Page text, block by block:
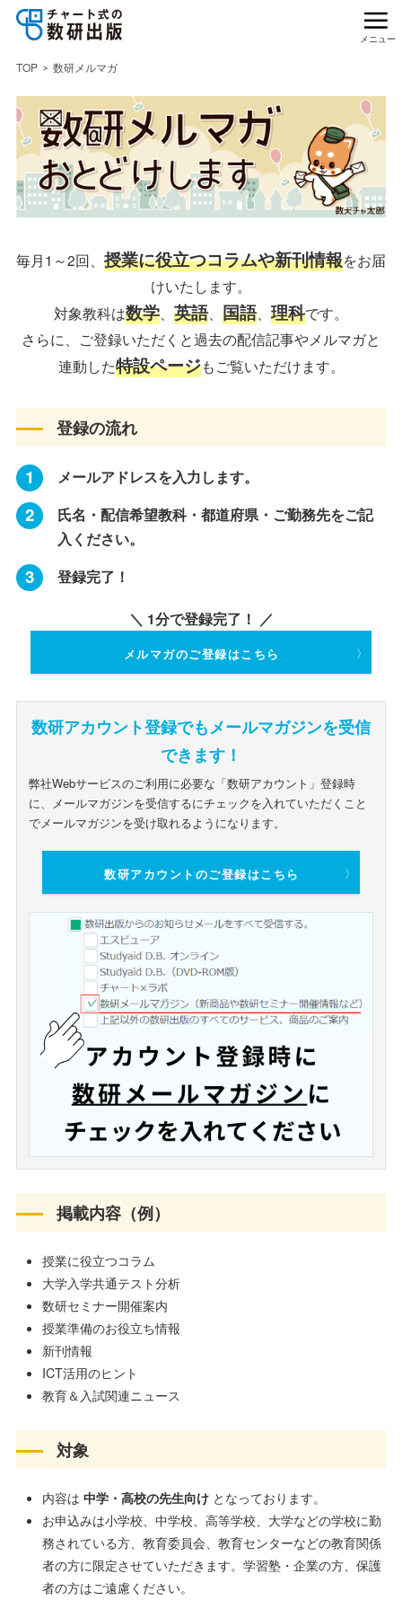
メニュー
TOP 数研メルマガ
毎月1～2回、 授業に役立つコラムや新刊情報をお届
けいたします。
対象教科は数学 英語、 国語、 理科です。
さらに、ご登録いただくと過去の配信記事やメルマガと
連動した特設ページもご覧いただけます。
登録の流れ
メールアドレスを入力します。
氏名・配信希望教科・都道府県・ご勤務先をご記
入ください。
登録完了！
＼ 1分で登録完了！ ／
メルマガのご登録はこちら
数研アカウント登録でもメールマガジンを受信
できます！
弊社Webサービスのご利用に必要な「数研アカウント」登録時
に、
メールマガジンを受信するにチェックを入れていただくこと
でメールマガジンを受け取れるようになります。
数研アカウントのご登録はこちら
掲載内容（例）
授業に役立つコラム
大学入学共通テスト分析
数研セミナー開催案内
授業準備のお役立ち情報
新刊情報
ICT活用のヒント
教育＆入試関連ニュース
対象
内容は 中学・高校の先生向けとなっております。
お申込みは小学校、中学校、高等学校、大学などの学校に勤
務されている方、教育委員会、教育センターなどの教育関係
者の方に限定させていただきます。学習塾・企業の方、保護
者の方はご遠慮ください。